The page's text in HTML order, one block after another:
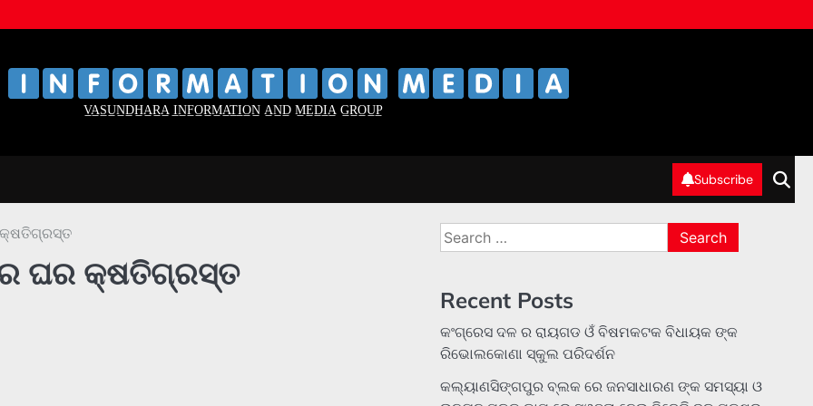
V̲A̲S̲U̲N̲D̲H̲A̲R̲A̲ I̲N̲F̲O̲R̲M̲A̲T̲I̲O̲N̲ A̲N̲D̲ M̲E̲D̲I̲A̲ G̲R̲O̲U̲P̲
Subscribe
କ୍ଷତିଗ୍ରସ୍ତ
ଘର କ୍ଷତିଗ୍ରସ୍ତ
Search
for:
Recent Posts
କଂଗ୍ରେସ ଦଳ ର ରାୟଗଡ ଓଁ ବିଷମକଟକ ବିଧାୟକ ଙ୍କ
ରିଭୋଲକୋଣା ସ୍କୁଲ ପରିଦର୍ଶନ
କଲ୍ୟାଣସିଙ୍ଗପୁର ବ୍ଲକ ରେ ଜନସାଧାରଣ ଙ୍କ ସମସ୍ୟା ଓ